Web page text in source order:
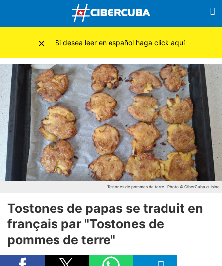
Tostones de pommes de terre | Photo © CiberCuba cuisine
Tostones de papas se traduit en
français par "Tostones de
pommes de terre"
× Si desea leer en español haga click aquí